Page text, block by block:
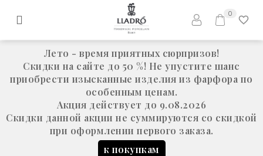
Лето - время приятных сюрпризов!
Скидки на сайте до 50 %! Не упустите шанс
приобрести изысканные изделия из фарфора по
особенным ценам.
Акция действует до 9.08.2026
Скидки данной акции не суммируются со скидкой
при оформлении первого заказа.
к покупкам
0